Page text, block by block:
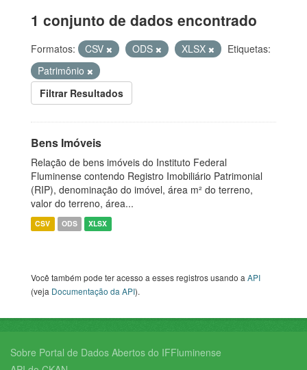
1 conjunto de dados encontrado
Formatos: CSV ODS XLSX
Etiquetas:
Patrimônio
Filtrar Resultados
Bens Imóveis
Relação de bens imóveis do Instituto Federal
Fluminense contendo Registro Imobiliário Patrimonial
(RIP), denominação do imóvel, área m² do terreno,
valor do terreno, área...
CSV ODS XLSX
Você também pode ter acesso a esses registros usando aAPI
(veja Documentação da API).
Sobre Portal de Dados Abertos do IFFluminense